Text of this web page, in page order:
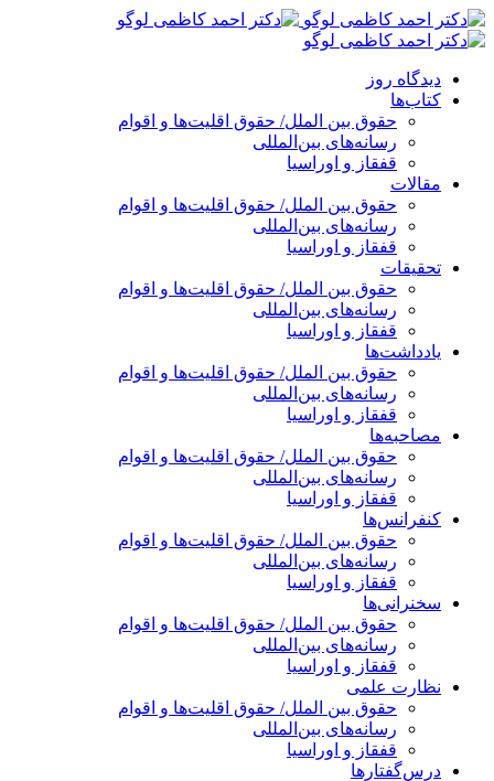
پرش
به
دیدگاه روز
کتاب‌ها
حقوق بین الملل/ حقوق اقلیت‌ها و اقوام
رسانه‌های بین‌المللی
قفقاز و اوراسیا
مقالات
حقوق بین الملل/ حقوق اقلیت‌ها و اقوام
رسانه‌های بین‌المللی
قفقاز و اوراسیا
تحقیقات
حقوق بین الملل/ حقوق اقلیت‌ها و اقوام
رسانه‌های بین‌المللی
قفقاز و اوراسیا
یادداشت‌ها
حقوق بین الملل/ حقوق اقلیت‌ها و اقوام
رسانه‌های بین‌المللی
قفقاز و اوراسیا
مصاحبه‌ها
حقوق بین الملل/ حقوق اقلیت‌ها و اقوام
رسانه‌های بین‌المللی
قفقاز و اوراسیا
کنفرانس‌ها
حقوق بین الملل/ حقوق اقلیت‌ها و اقوام
رسانه‌های بین‌المللی
قفقاز و اوراسیا
سخنرانی‌ها
حقوق بین الملل/ حقوق اقلیت‌ها و اقوام
رسانه‌های بین‌المللی
قفقاز و اوراسیا
نظارت علمی
حقوق بین الملل/ حقوق اقلیت‌ها و اقوام
رسانه‌های بین‌المللی
قفقاز و اوراسیا
درس‌گفتارها